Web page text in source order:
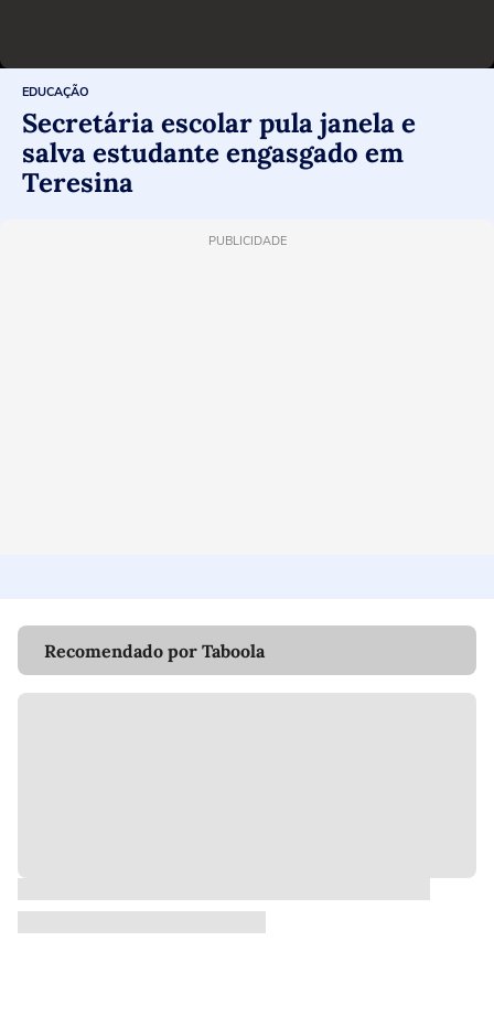
EDUCAÇÃO
Secretária escolar pula janela e
salva estudante engasgado em
Teresina
PUBLICIDADE
Recomendado por Taboola